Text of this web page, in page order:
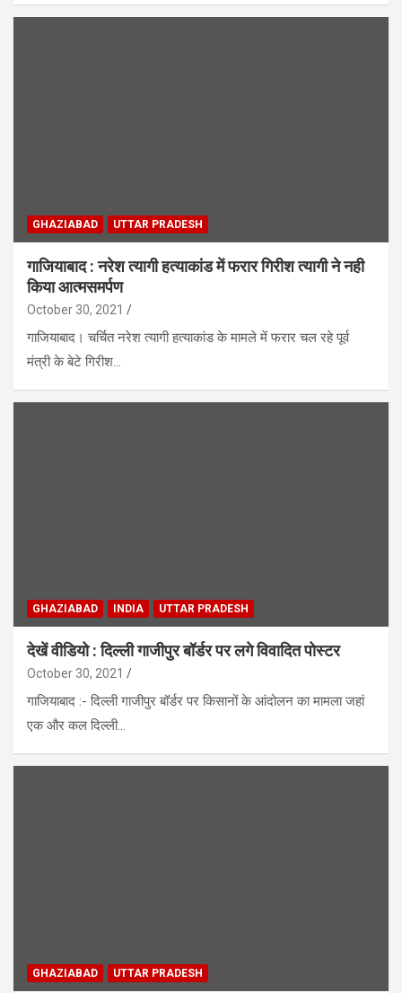
GHAZIABAD UTTAR PRADESH
गाजियाबाद : नरेश त्यागी हत्याकांड में फरार गिरीश त्यागी ने नही
किया आत्मसमर्पण
October 30, 2021
गाजियाबाद। चर्चित नरेश त्यागी हत्याकांड के मामले में फरार चल रहे पूर्व
मंत्री के बेटे गिरीश…
GHAZIABAD INDIA UTTAR PRADESH
देखें वीडियो : दिल्ली गाजीपुर बॉर्डर पर लगे विवादित पोस्टर
October 30, 2021
गाजियाबाद :- दिल्ली गाजीपुर बॉर्डर पर किसानों के आंदोलन का मामला जहां
एक और कल दिल्ली…
GHAZIABAD UTTAR PRADESH